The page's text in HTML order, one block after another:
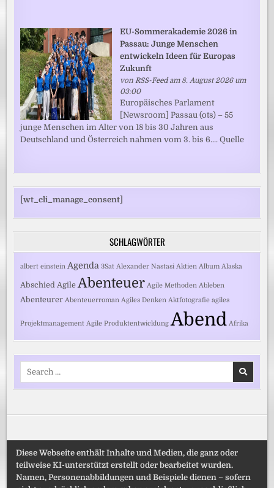
EU-Sommerakademie 2026 in
Passau: Junge Menschen
entwickeln Ideen für Europas
Zukunft
vonRSS-Feedam 8. August 2026 um
03:00
Europäisches Parlament
[Newsroom] Passau (ots) – 55
junge Menschen im Alter von 18 bis 30 Jahren aus
Deutschland und Österreich nahmen vom 3. bis 6.... Quelle
[wt_cli_manage_consent]
SCHLAGWÖRTER
albert einstein Agenda 3Sat Alexander Nastasi Aktien Album Alaska
Abschied Agile Abenteuer Agile Methoden Ableben
Abenteurer Abenteuerroman Agiles Denken Aktfotografie agiles
Projektmanagement Agile Produktentwicklung Abend Afrika
Search
Diese Webseite enthält Inhalte und Medien, die ganz oder
teilweise KI-unterstützt erstellt oder bearbeitet wurden.
Namen, Personenabbildungen und Beispiele dienen – sofern